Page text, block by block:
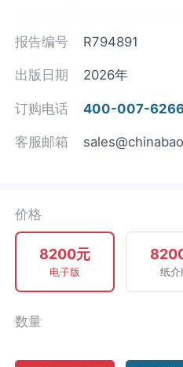
报告编号 R794891
出版日期 2026年
订购电话 400-007-
客服邮箱
价格
8200元
电子版 纸介
数量